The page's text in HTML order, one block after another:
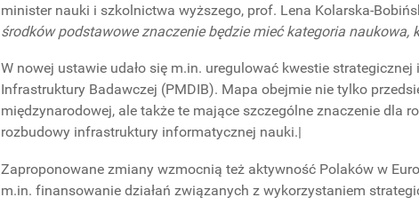
minister nauki i szkolnictwa wyższego, prof. Lena Kolarska-
środków podstawowe znaczenie będzie mieć kategoria
W nowej ustawie udało się m.in. uregulować kwestie
Infrastruktury Badawczej (PMDIB). Mapa obejmie nie tylko
międzynarodowej, ale także te mające szczególne znaczenie dla
rozbudowy infrastruktury informatycznej nauki.|
Zaproponowane zmiany wzmocnią też aktywność Polaków w
m.in. finansowanie działań związanych z wykorzystaniem